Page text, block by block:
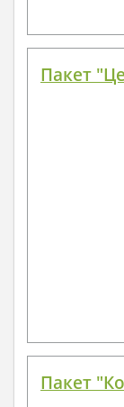
Пакет
Пакет